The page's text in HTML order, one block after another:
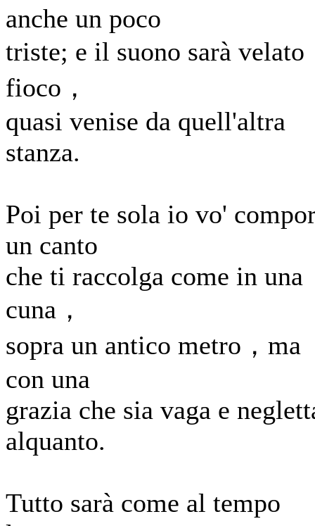
anche un poco
triste; e il suono sarà velato
fioco，
quasi venise da quell'altra
stanza.
Poi per te sola io vo'
un canto
che ti raccolga come in una
cuna，
sopra un antico metro，ma
con una
grazia che sia vaga e
alquanto.
Tutto sarà come al tempo